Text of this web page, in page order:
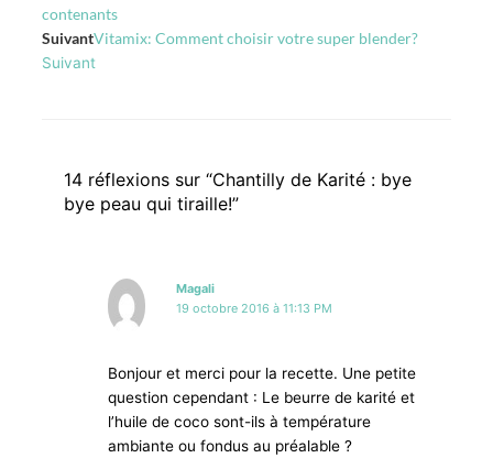
contenants
SuivantVitamix: Comment choisir votre super blender?
Suivant
14 réflexions sur “Chantilly de Karité : bye
bye peau qui tiraille!”
Magali
19 octobre 2016 à 11:13 PM
Bonjour et merci pour la recette. Une petite
question cependant : Le beurre de karité et
l’huile de coco sont-ils à température
ambiante ou fondus au préalable ?